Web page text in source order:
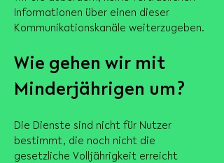
Informationen über einen dieser
Kommunikationskanäle weiterzugeben.
Wie gehen wir mit
Minderjährigen um?
Die Dienste sind nicht für Nutzer
bestimmt, die noch nicht die
gesetzliche Volljährigkeit erreicht